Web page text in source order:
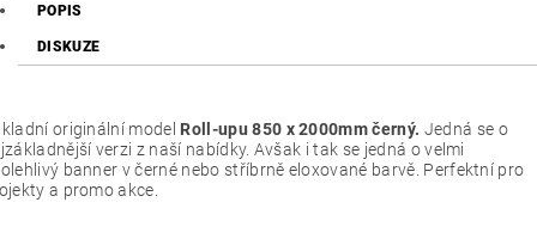
POPIS
DISKUZE
originální model Roll-upu 850 x 2000mmčerný. Jedná se o
verzi z naší nabídky. Avšak i tak se jedná o velmi
banner v černé nebo stříbrně eloxované barvě. Perfektní pro
a promo akce.